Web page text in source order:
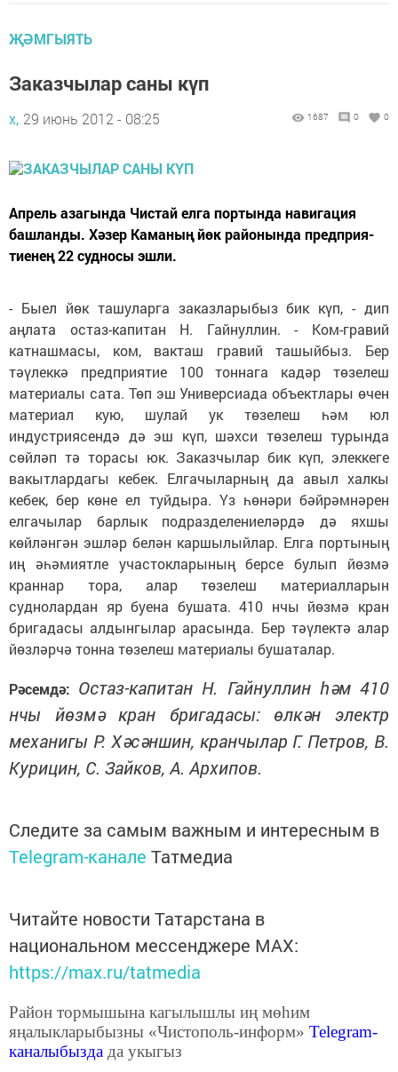
ҖӘМГЫЯТЬ
Заказчылар саны күп
х, 29 июнь 2012 - 08:25 1687 0 0
Апрель азагында Чистай елга портында навигация
башланды. Хәзер Каманың йөк районында предприя­
тиенең 22 судносы эшли.
- Быел йөк ташуларга заказларыбыз бик күп, - дип
аңлата остаз-капитан Н. Гайнуллин. - Ком-гравий
катнашмасы, ком, вакташ гравий ташыйбыз. Бер
тәүлеккә предприятие 100 тоннага кадәр төзелеш
материалы сата. Төп эш Универсиада объектлары өчен
материал кую, шулай ук төзелеш һәм юл
индустриясендә дә эш күп, шәхси төзелеш турында
сөйләп тә торасы юк. Заказчылар бик күп, элеккеге
вакытлардагы кебек. Елгачыларның да авыл халкы
кебек, бер көне ел туйдыра. Үз һөнәри бәйрәмнәрен
елгачылар барлык подразделениеләрдә дә яхшы
көйләнгән эшләр белән каршылыйлар. Елга портының
иң әһәмиятле участокларының берсе булып йөзмә
краннар тора, алар төзелеш материалларын
суднолардан яр буена бушата. 410 нчы йөзмә кран
бригадасы алдынгылар арасында. Бер тәүлектә алар
йөзләрчә тонна төзелеш материалы бушаталар.
Рәсемдә: Остаз-капитан Н. Гайнуллин һәм 410
нчы йөзмә кран бригадасы: өлкән электр
механигы Р. Хәсәншин, кранчылар Г. Петров, В.
Курицин, С. Зайков, А. Архипов.
Следите за самым важным и интересным в
Telegram-канале Татмедиа
Читайте новости Татарстана в
национальном мессенджере MАХ:
https://max.ru/tatmedia
Район тормышына кагылышлы иң мөһим
яңалыкларыбызны «Чистополь-информ» Telegram-
каналыбызда да укыгыз